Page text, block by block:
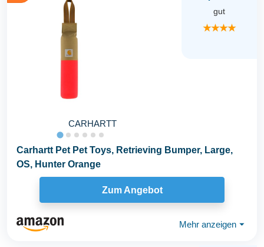
CARHARTT
gut
★★★★
Carhartt Pet Pet Toys, Retrieving Bumper, Large,
OS, Hunter Orange
Zum Angebot
Mehr anzeigen ⏷